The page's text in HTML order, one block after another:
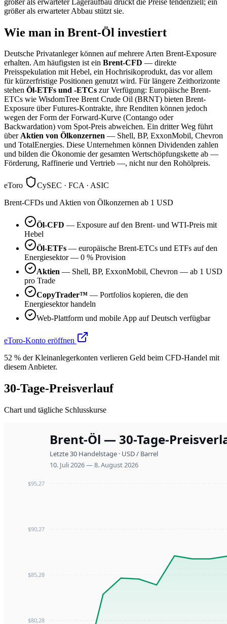
größer als erwarteter Abbau stützt sie.
Wie man in Brent-Öl investiert
Deutsche Privatanleger können auf mehrere Arten Brent-Exposure
erhalten. Am häufigsten ist ein Brent-CFD — direkte
Preisspekulation mit Hebel, ein Hochrisikoprodukt, das vor allem
für kürzerfristige Positionen genutzt wird. Für längere Zeithorizonte
stehen Öl-ETFs und ‑ETCs zur Verfügung: Europäische Brent-
ETCs wie WisdomTree Brent Crude Oil (BRNT) bieten Brent-
Exposure über Futures-Kontrakte, ihre Renditen können jedoch
wegen der Form der Forward-Kurve (Contango oder
Backwardation) vom Spot-Preis abweichen. Ein dritter Weg führt
überAktien von Ölkonzernen — Shell, BP, ExxonMobil, Chevron
und TotalEnergies. Diese Unternehmen können Dividenden zahlen
und bilden die Ökonomie der gesamten Wertschöpfungskette ab —
Förderung, Raffinerie und Vertrieb —, nicht nur den Rohölpreis.
eToro
CySEC · FCA · ASIC
Brent-CFDs und Aktien von Ölkonzernen ab 1 USD
Öl-CFD — Exposure auf den Brent- und WTI-Preis mit
Hebel
Öl-ETFs — europäische Brent-ETCs und ETFs auf den
Energiesektor — 0 % Provision
Aktien — Shell, BP, ExxonMobil, Chevron — ab 1 USD
pro Trade
CopyTrader™ — Portfolios kopieren, die den
Energiesektor handeln
Web-Plattform und mobile App auf Deutsch verfügbar
eToro-Konto eröffnen
52 % der Kleinanlegerkonten verlieren Geld beim CFD-Handel mit
diesem Anbieter.
30-Tage-Preisverlauf
Chart und tägliche Schlusskurse